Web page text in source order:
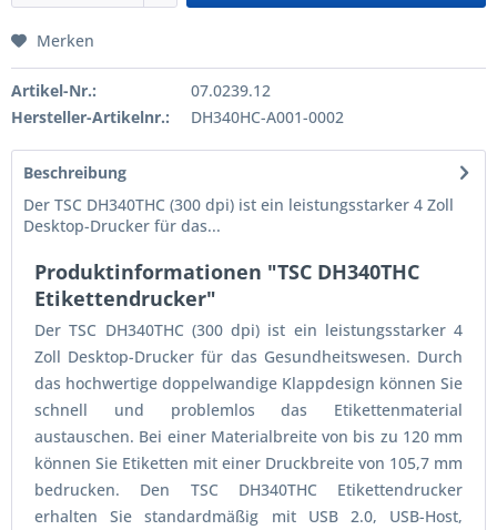
Merken
Artikel-Nr.:
07.0239.12
Hersteller-Artikelnr.:
DH340HC-A001-0002
Beschreibung
Der TSC DH340THC (300 dpi) ist ein leistungsstarker 4 Zoll
Desktop-Drucker für das...
Produktinformationen "TSC DH340THC
Etikettendrucker"
Der TSC DH340THC (300 dpi) ist ein leistungsstarker 4
Zoll Desktop-Drucker für das Gesundheitswesen. Durch
das hochwertige doppelwandige Klappdesign können Sie
schnell und problemlos das Etikettenmaterial
austauschen. Bei einer Materialbreite von bis zu 120 mm
können Sie Etiketten mit einer Druckbreite von 105,7 mm
bedrucken. Den TSC DH340THC Etikettendrucker
erhalten Sie standardmäßig mit USB 2.0, USB-Host,